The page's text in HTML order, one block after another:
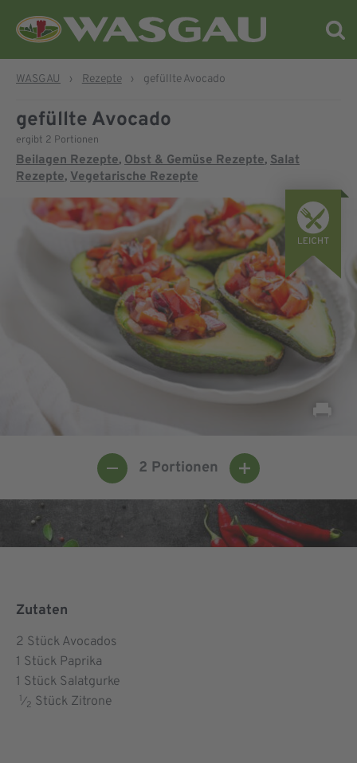
WASGAU › Rezepte › gefüllte Avocado
gefüllte Avocado
ergibt 2 Portionen
Beilagen Rezepte, Obst & Gemüse Rezepte, Salat
Rezepte, Vegetarische Rezepte
2 Portionen
Zutaten
2 Stück Avocados
1 Stück Paprika
1 Stück Salatgurke
1⁄2 Stück Zitrone